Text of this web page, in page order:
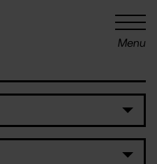
Menu